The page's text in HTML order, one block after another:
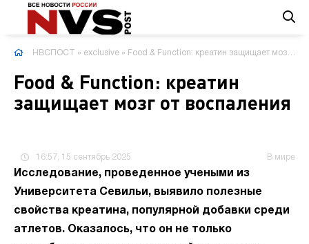
НВСПОСТ » exclusive » Food & Function: креатин защищает мозг от воспаления
Food & Function: креатин
защищает мозг от воспаления
16:57, 15 сентябрь 2025 В мире
Исследование, проведенное учеными из
Университета Севильи, выявило полезные
свойства креатина, популярной добавки среди
атлетов. Оказалось, что он не только